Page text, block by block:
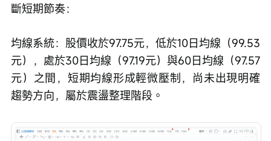
斷短期節奏：
均線系統：股價收於97.75元，低於10日均線（99.53
元），處於30日均線（97.19元）與60日均線（97.57
元）之間，短期均線形成輕微壓制，尚未出現明確
趨勢方向，屬於震盪整理階段。